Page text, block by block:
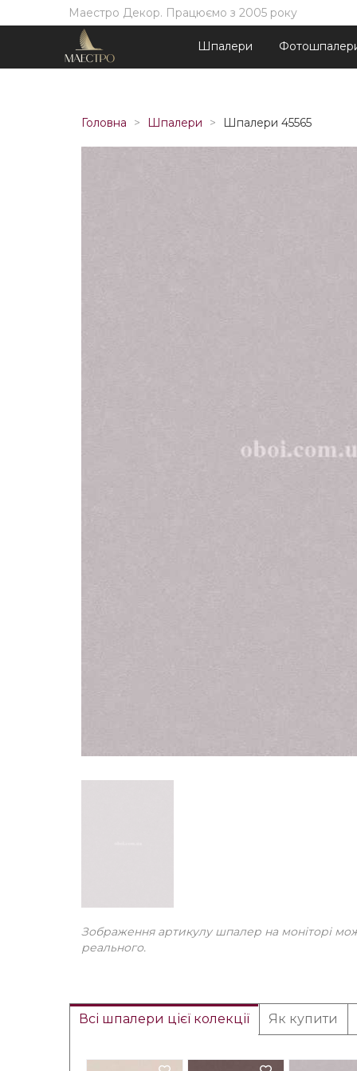
Маестро Декор. Працюємо з 2005 року
Шпалери
Головна Шпалери Шпалери 45565
Зображення артикулу шпалер на моніторі
реального.
Всі шпалери цієї колекції Як купити